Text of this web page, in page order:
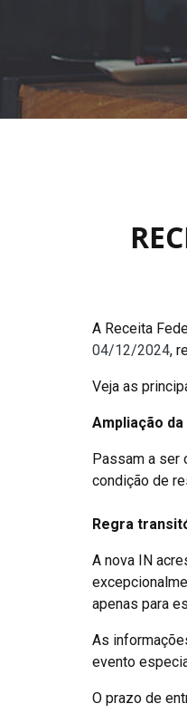
A Receita
04/12/2024,
Veja as
Ampliação
Passam a ser
condição de
Regra
A nova IN
apenas para
As
evento
O prazo de